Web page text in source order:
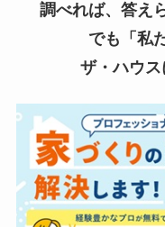
調べれば、答え
でも「私
ザ・ハウス